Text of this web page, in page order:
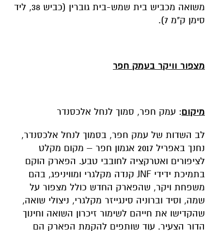
משואה מכביש בית שמש-בית גוברין (כביש 38, ליד
סימן ק"מ 7).
מצפור וויקר בעמק חפר
מיקום: עמק חפר, סמוך לנחל אלכסנדר
לב השדות של עמק חפר, בסמוך לנחל אלכסנדר,
נחנך באפריל 2017 אגמון חפר – מקום מקלט
לציפורים ואטרקציה לחובבי טבע. הפארק הוקם
בתמיכת ידידי JNF קנדה מקלגרי ומוויניפג, בהם
משפחת ויקר, שהפארק החדש כולל מצפור על
שמה, וסיד וברוניה סינגייזר מקלגרי, ניצולי שואה,
שהקדישו את חייהם לשימור זיכרון השואה וחינוך
הדור הצעיר. עוד שותפים להקמת הפארק הם